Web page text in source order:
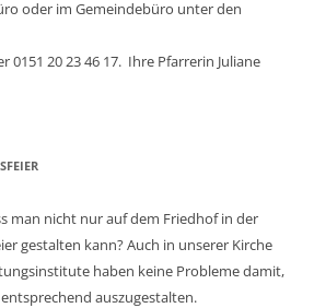
oder im Gemeindebüro unter den
0151 20 23 46 17. Ihre Pfarrerin Juliane
man nicht nur auf dem Friedhof in der
gestalten kann? Auch in unserer Kirche
haben keine Probleme damit,
auszugestalten.